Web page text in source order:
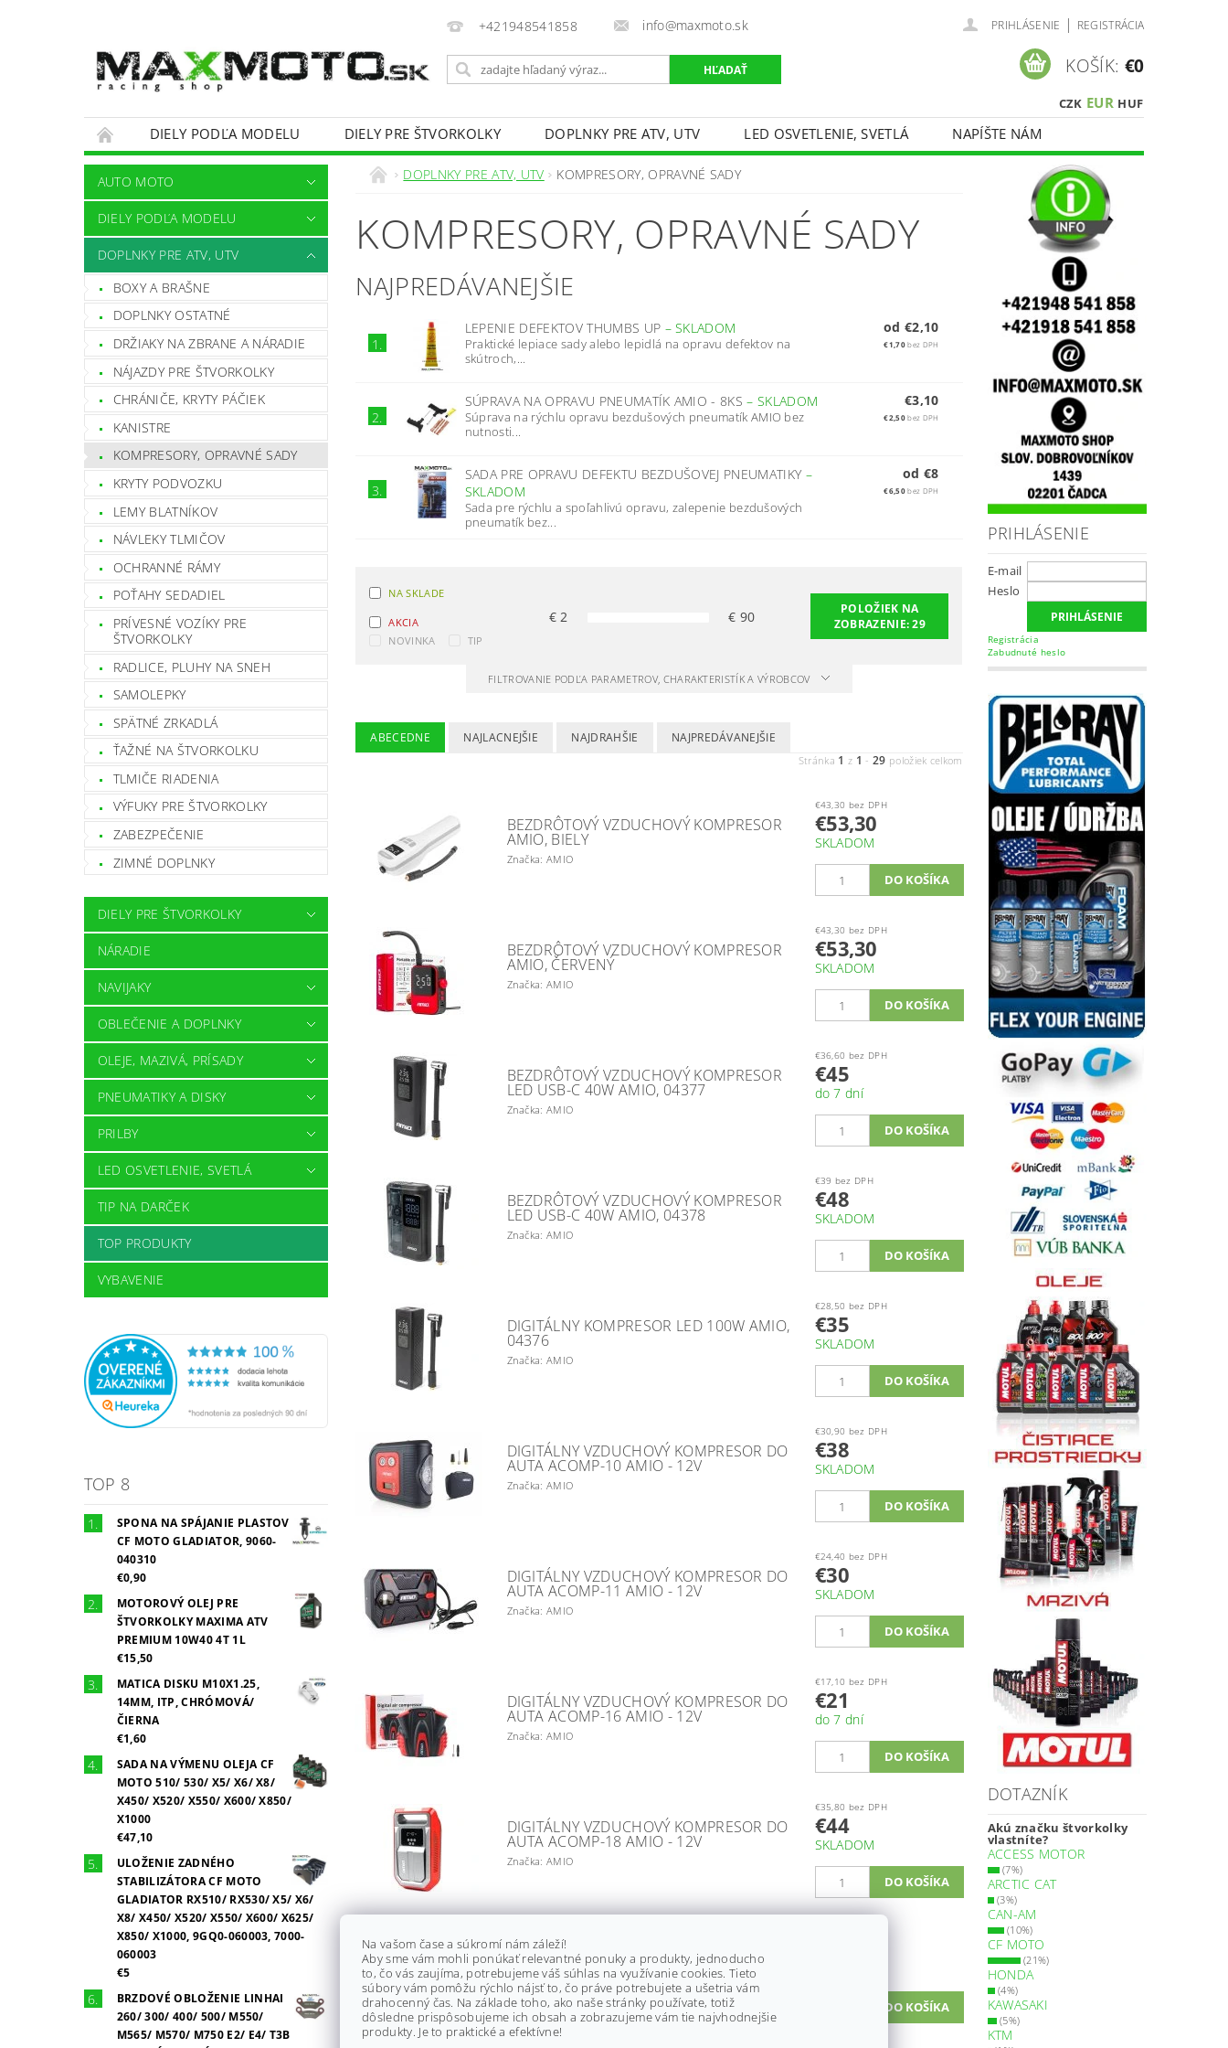
+421948541858 info@maxmoto.sk PRIHLÁSENIE | REGISTRÁCIA
CZK EUR HUF
KOŠÍK: €0
DIELY PODĽA MODELU DIELY PRE ŠTVORKOLKY DOPLNKY PRE ATV, UTV LED OSVETLENIE, SVETLÁ
NAPÍŠTE NÁM
OBCHODNÉ PODMIENKY
KONTAKTY
AUTO MOTO
DIELY PODĽA MODELU
DOPLNKY PRE ATV, UTV
BOXY A BRAŠNE
DOPLNKY OSTATNÉ
DRŽIAKY NA ZBRANE A NÁRADIE
NÁJAZDY PRE ŠTVORKOLKY
CHRÁNIČE, KRYTY PÁČIEK
KANISTRE
KOMPRESORY, OPRAVNÉ SADY
KRYTY PODVOZKU
LEMY BLATNÍKOV
NÁVLEKY TLMIČOV
OCHRANNÉ RÁMY
POŤAHY SEDADIEL
PRÍVESNÉ VOZÍKY PRE
ŠTVORKOLKY
RADLICE, PLUHY NA SNEH
SAMOLEPKY
SPÄTNÉ ZRKADLÁ
ŤAŽNÉ NA ŠTVORKOLKU
TLMIČE RIADENIA
VÝFUKY PRE ŠTVORKOLKY
ZABEZPEČENIE
ZIMNÉ DOPLNKY
DIELY PRE ŠTVORKOLKY
NÁRADIE
NAVIJAKY
OBLEČENIE A DOPLNKY
OLEJE, MAZIVÁ, PRÍSADY
PNEUMATIKY A DISKY
PRILBY
LED OSVETLENIE, SVETLÁ
TIP NA DARČEK
TOP PRODUKTY
VYBAVENIE
TOP 8
SPONA NA SPÁJANIE PLASTOV
CF MOTO GLADIATOR, 9060-
040310
€0,90
MOTOROVÝ OLEJ PRE
ŠTVORKOLKY MAXIMA ATV
PREMIUM 10W40 4T 1L
€15,50
MATICA DISKU M10X1.25,
14MM, ITP, CHRÓMOVÁ/
ČIERNA
€1,60
SADA NA VÝMENU OLEJA CF
MOTO 510/ 530/ X5/ X6/ X8/
X450/ X520/ X550/ X600/ X850/
X1000
€47,10
ULOŽENIE ZADNÉHO
STABILIZÁTORA CF MOTO
GLADIATOR RX510/ RX530/ X5/ X6/
X8/ X450/ X520/ X550/ X600/ X625/
X850/ X1000, 9GQ0-060003, 7000-
060003
€5
BRZDOVÉ OBLOŽENIE LINHAI
260/ 300/ 400/ 500/ M550/
M565/ M570/ M750 E2/ E4/ T3B
DOPLNKY PRE ATV, UTV KOMPRESORY, OPRAVNÉ SADY
KOMPRESORY, OPRAVNÉ SADY
NAJPREDÁVANEJŠIE
1.
LEPENIE DEFEKTOV THUMBS UP –SKLADOM
Praktické lepiace sady alebo lepidlá na opravu defektov na
skútroch,...
od €2,10
€1,70bez DPH
2.
SÚPRAVA NA OPRAVU PNEUMATÍK AMIO - 8KS– SKLADOM
Súprava na rýchlu opravu bezdušových pneumatík AMIO bez
nutnosti...
€3,10
€2,50bez DPH
3.
SADA PRE OPRAVU DEFEKTU BEZDUŠOVEJ PNEUMATIKY –
SKLADOM
Sada pre rýchlu a spoľahlivú opravu, zalepenie bezdušových
pneumatík bez...
od €8
€6,50bez DPH
NA SKLADE
AKCIA
NOVINKA
TIP
€2 € 90
POLOŽIEK NA
ZOBRAZENIE:29
FILTROVANIE PODĽA PARAMETROV, CHARAKTERISTÍK A VÝROBCOV
ABECEDNE NAJLACNEJŠIE NAJDRAHŠIE NAJPREDÁVANEJŠIE
Stránka 1 z 1 -29 položiek celkom
BEZDRÔTOVÝ VZDUCHOVÝ KOMPRESOR
AMIO, BIELY
Značka: AMIO
€43,30 bez DPH
€53,30
SKLADOM
BEZDRÔTOVÝ VZDUCHOVÝ KOMPRESOR
AMIO, ČERVENÝ
Značka: AMIO
€43,30 bez DPH
€53,30
SKLADOM
BEZDRÔTOVÝ VZDUCHOVÝ KOMPRESOR
LED USB-C 40W AMIO, 04377
Značka: AMIO
€36,60 bez DPH
€45
do 7 dní
BEZDRÔTOVÝ VZDUCHOVÝ KOMPRESOR
LED USB-C 40W AMIO, 04378
Značka: AMIO
€39 bez DPH
€48
SKLADOM
DIGITÁLNY KOMPRESOR LED 100W AMIO,
04376
Značka: AMIO
€28,50 bez DPH
€35
SKLADOM
DIGITÁLNY VZDUCHOVÝ KOMPRESOR DO
AUTA ACOMP-10 AMIO - 12V
Značka: AMIO
€30,90 bez DPH
€38
SKLADOM
DIGITÁLNY VZDUCHOVÝ KOMPRESOR DO
AUTA ACOMP-11 AMIO - 12V
Značka: AMIO
€24,40 bez DPH
€30
SKLADOM
DIGITÁLNY VZDUCHOVÝ KOMPRESOR DO
AUTA ACOMP-16 AMIO - 12V
Značka: AMIO
€17,10 bez DPH
€21
do 7 dní
DIGITÁLNY VZDUCHOVÝ KOMPRESOR DO
AUTA ACOMP-18 AMIO - 12V
Značka: AMIO
€35,80 bez DPH
€44
SKLADOM
DIGITÁLNY VZDUCHOVÝ KOMPRESOR DO
AUTA STEELMATE TI PO7
Značka: STEELMATE
PRIHLÁSENIE
E-mail
Heslo
Registrácia
Zabudnuté heslo
DOTAZNÍK
Akú značku štvorkolky
vlastníte?
ACCESS MOTOR
(7%)
ARCTIC CAT
(3%)
CAN-AM
(10%)
CF MOTO
(21%)
HONDA
(4%)
KAWASAKI
(5%)
KTM
Na vašom čase a súkromí nám záleží!
Aby sme vám mohli ponúkať relevantné ponuky a produkty, jednoducho
to, čo vás zaujíma, potrebujeme váš súhlas na využívanie cookies. Tieto
súbory vám pomôžu rýchlo nájsť to, čo práve potrebujete a ušetria vám
drahocenný čas. Na základe toho, ako naše stránky používate, totiž
dôsledne prispôsobujeme ich obsah a zobrazujeme vám tie najvhodnejšie
produkty. Je to praktické a efektívne!